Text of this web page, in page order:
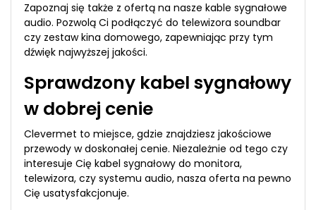
Zapoznaj się także z ofertą na nasze kable sygnałowe
audio. Pozwolą Ci podłączyć do telewizora soundbar
czy zestaw kina domowego, zapewniając przy tym
dźwięk najwyższej jakości.
Sprawdzony kabel sygnałowy
w dobrej cenie
Clevermet to miejsce, gdzie znajdziesz jakościowe
przewody w doskonałej cenie. Niezależnie od tego czy
interesuje Cię kabel sygnałowy do monitora,
telewizora, czy systemu audio, nasza oferta na pewno
Cię usatysfakcjonuje.